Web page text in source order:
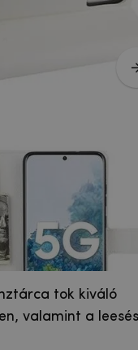
tok kiváló
valamint a leesés